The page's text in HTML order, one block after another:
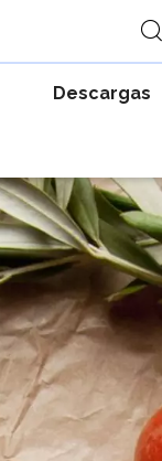
Descargas